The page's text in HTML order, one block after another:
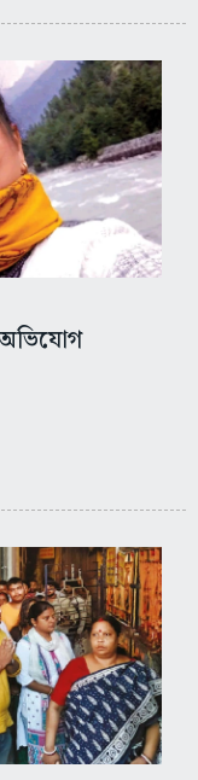
অভিযোগ